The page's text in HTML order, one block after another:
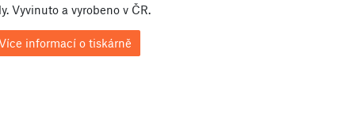
Vyvinuto a vyrobeno v ČR.
informací o tiskárně